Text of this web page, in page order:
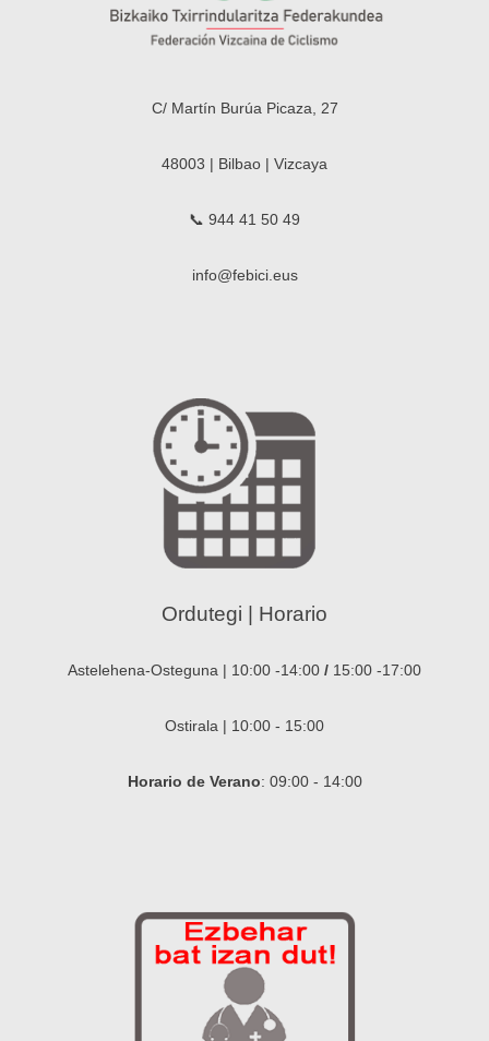
C/ Martín Burúa Picaza, 27
48003 | Bilbao | Vizcaya
📞 944 41 50 49
info@febici.eus
Ordutegi | Horario
Astelehena-Osteguna | 10:00 -14:00 / 15:00 -17:00
Ostirala | 10:00 - 15:00
Horario de Verano: 09:00 - 14:00